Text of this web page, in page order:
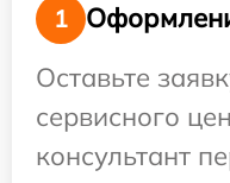
1
Оставьте
сервисного
консультант